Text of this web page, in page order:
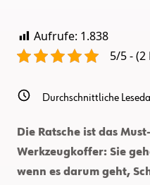
Aufrufe: 1.838
5/5 -
Durchschnittliche
Die Ratsche ist das
Werkzeugkoffer: Sie
wenn es darum geht,